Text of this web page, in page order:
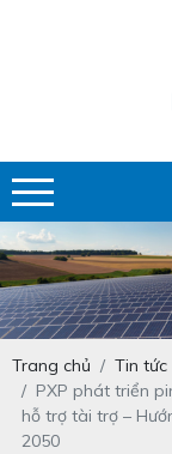
Trang chủ
Tin tức
PXP phát triển
hỗ trợ tài trợ –
2050